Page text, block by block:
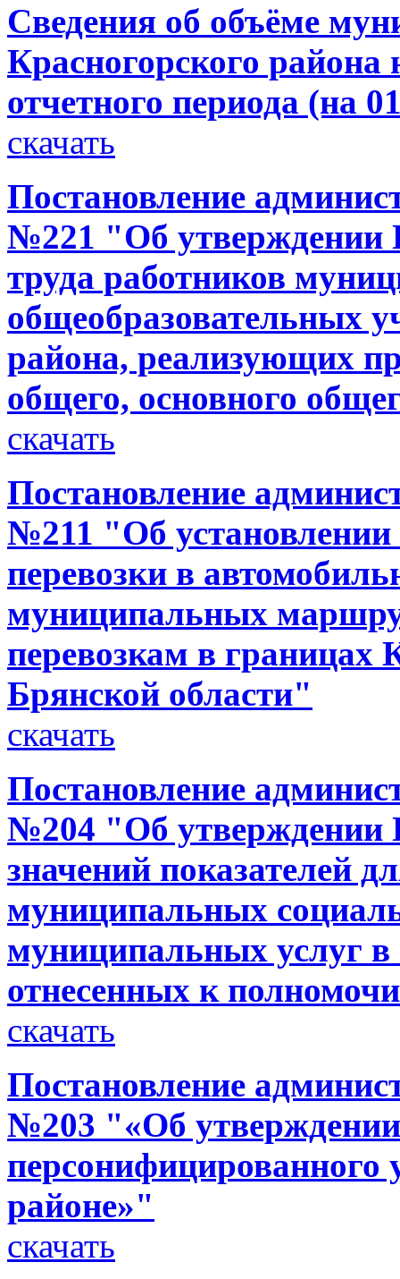
Сведения об объёме
Красногорского района
отчетного периода (на
скачать
Постановление
№221 "Об утверждении
труда работников
общеобразовательных
района, реализующих
общего, основного
скачать
Постановление
№211 "Об установлении
перевозки в
муниципальных
перевозкам в границах
Брянской области"
скачать
Постановление
№204 "Об утверждении
значений показателей
муниципальных
муниципальных услуг в
отнесенных к
скачать
Постановление
№203 "«Об
персонифицированного
районе»"
скачать